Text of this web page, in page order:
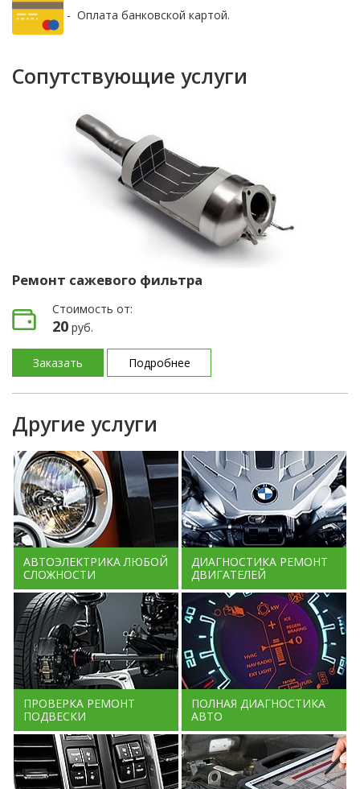
- Оплата банковской картой.
Сопутствующие услуги
Ремонт сажевого фильтра
Стоимость от:
20 руб.
Заказать Подробнее
Другие услуги
АВТОЭЛЕКТРИКА ЛЮБОЙ
СЛОЖНОСТИ
ДИАГНОСТИКА РЕМОНТ
ДВИГАТЕЛЕЙ
ПРОВЕРКА РЕМОНТ
ПОДВЕСКИ
ПОЛНАЯ ДИАГНОСТИКА
АВТО